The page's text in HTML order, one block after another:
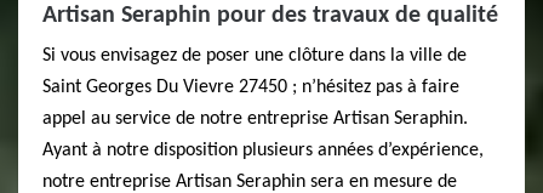
Artisan Seraphin pour des travaux de qualité
Si vous envisagez de poser une clôture dans la ville de
Saint Georges Du Vievre 27450 ; n’hésitez pas à faire
appel au service de notre entreprise Artisan Seraphin.
Ayant à notre disposition plusieurs années d’expérience,
notre entreprise Artisan Seraphin sera en mesure de